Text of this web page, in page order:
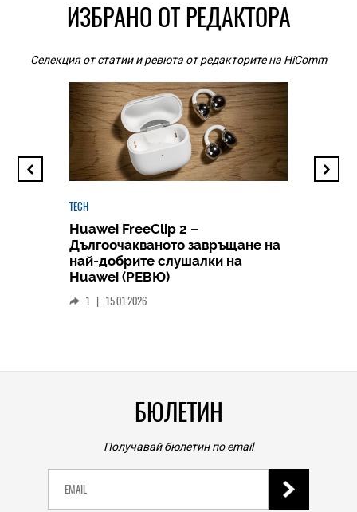
ИЗБРАНО ОТ РЕДАКТОРА
Селекция от статии и ревюта от редакторите на HiComm
TECH
Huawei FreeClip 2 –
Дългоочакваното завръщане на
най-добрите слушалки на
Huawei (РЕВЮ)
1 | 15.01.2026
БЮЛЕТИН
Получавай бюлетин по email